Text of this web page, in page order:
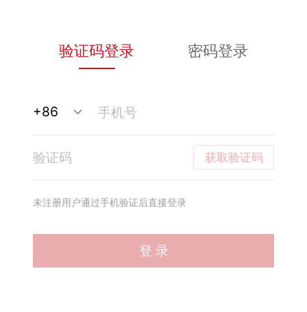
验证码登录 密码登录
获取验证码
未注册用户通过手机验证后直接登录
登 录